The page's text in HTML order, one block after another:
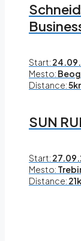
Start:
Mesto:
Distance:
SUN
Start:
Mesto:
Distance: